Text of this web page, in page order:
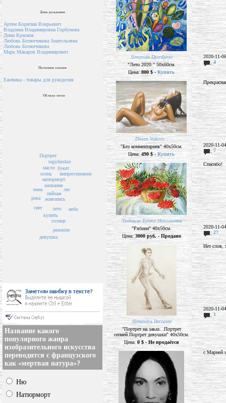
День рождения
Артем Коряпин Влерьевич
Владлена Владимировна Горбунова
Дима Краснов
Любовь Белянчикова Анатольевна
Любовь Белянчикова
Марк Макаров Владимирович
Полезные ссылки
Ежевика - товары для рукоделия
Облако тегов
пейзаж
названия
живопись
лето
натюрморт
купить
солнце
лес
зима
осень
букет
масло
река
снег
tegicheskie
реализм
небо
импрессионизм
Портрет
девушка
Название какого
популярного жанра
изобразительного искусства
переводится с французского
как «мертвая натура»?
Ню
Натюрморт
Simonida Djordjevic
"Лето 2020." 50х60см.
Цена:800 $ -Купить
2020-11-
: 4
Dusan Vukovic .
"Без комментариев" 40х50см.
Цена: 490 $ -Купить
2020-11-
: 7
Людмила Бутко Николаевна
"Рябина" 40х50см.
Цена:3000 руб. - Продано
Спасибо!
2020-11-
: 27
Alexandra Berzaine
"Портрет на заказ. .Портрет
сепией.Портрет девушки" 40х50см.
Цена: 0 $ - Не продаётся
Нет слов,
2020-11-
: 1
с Марией